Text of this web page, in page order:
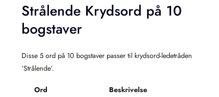
Strålende Krydsord på 10
bogstaver
Disse 5 ord på 10 bogstaver passer til krydsord-ledetråden
‘Strålende’.
Ord Beskrivelse